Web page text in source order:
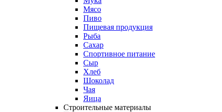
Мясо
Пиво
Пищевая продукция
Рыба
Сахар
Спортивное питание
Сыр
Хлеб
Шоколад
Чая
Яица
Строительные материалы